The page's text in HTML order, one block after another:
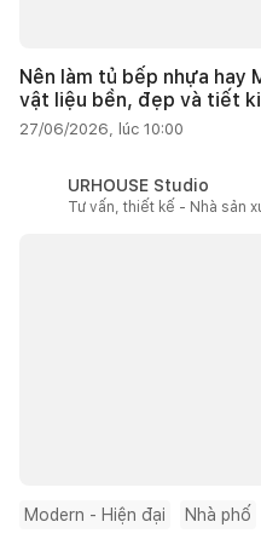
Nên làm tủ bếp nhựa hay
vật liệu bền, đẹp và tiết
27/06/2026, lúc 10:00
URHOUSE Studio
Tư vấn, thiết kế - Nhà sản
Modern - Hiện đại Nhà phố